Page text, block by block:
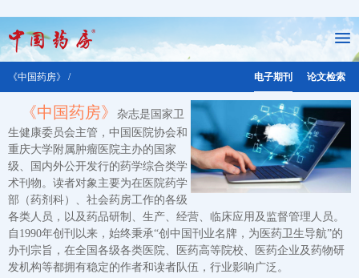
《中国药房》 / 电子期刊 论文检索
《中国药房》
杂志是国家卫
生健康委员会主管，中国医院协会和
重庆大学附属肿瘤医院主办的国家
级、国内外公开发行的药学综合类学
术刊物。读者对象主要为在医院药学
部（药剂科）、社会药房工作的各级
各类人员，以及药品研制、生产、经营、临床应用及监督管理人员。
自1990年创刊以来，始终秉承“创中国刊业名牌，为医药卫生导航”的
办刊宗旨，在全国各级各类医院、医药高等院校、医药企业及药物研
发机构等都拥有稳定的作者和读者队伍，行业影响广泛。